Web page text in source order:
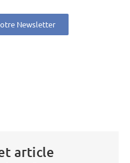
Newsletter
article